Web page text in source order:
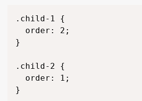
.child-1 {
  order: 2;
}
.child-2 {
  order: 1;
}